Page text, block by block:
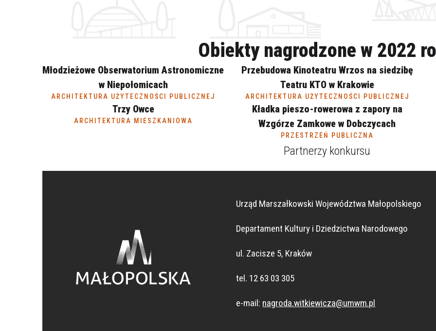
Obiekty nagrodzone w 2022
Młodzieżowe Obserwatorium Astronomiczne
w Niepołomicach
ARCHITEKTURA UŻYTECZNOŚCI PUBLICZNEJ
Przebudowa Kinoteatru Wrzos na siedzibę
Teatru KTO w Krakowie
ARCHITEKTURA UŻYTECZNOŚCI PUBLICZNEJ
Trzy Owce
ARCHITEKTURA MIESZKANIOWA
Kładka pieszo-rowerowa z zapory na
Wzgórze Zamkowe w Dobczycach
PRZESTRZEŃ PUBLICZNA
Partnerzy konkursu
Urząd Marszałkowski Województwa Małopolskiego
Departament Kultury i Dziedzictwa Narodowego
ul. Zacisze 5, Kraków
tel. 12 63 03 305
e-mail: nagroda.witkiewicza@umwm.pl